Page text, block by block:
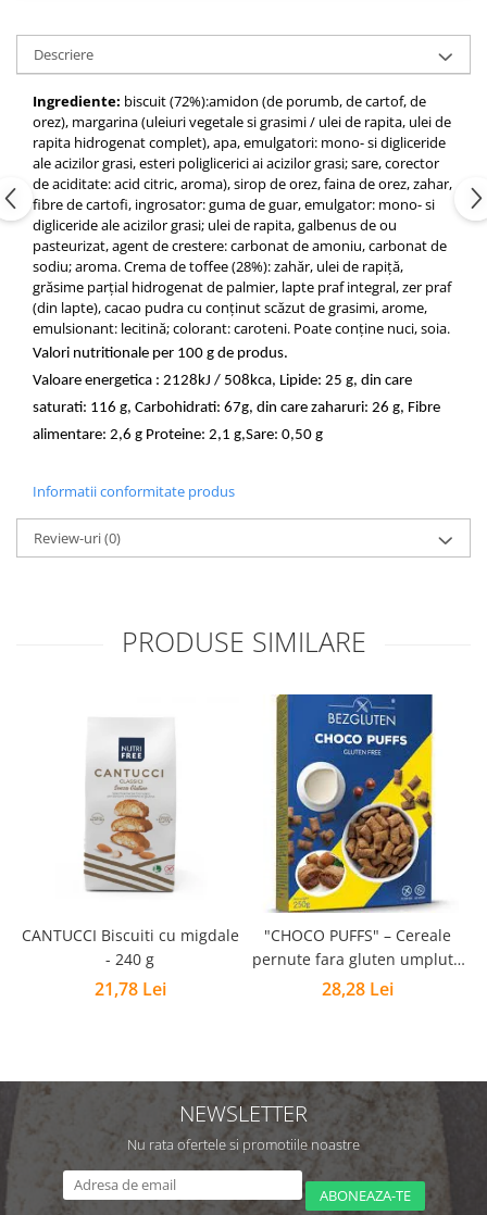
Descriere
Ingrediente: biscuit (72%):amidon (de porumb, de cartof, de
orez), margarina (uleiuri vegetale si grasimi / ulei de rapita, ulei de
rapita hidrogenat complet), apa, emulgatori: mono- si digliceride
ale acizilor grasi, esteri poliglicerici ai acizilor grasi; sare, corector
de aciditate: acid citric, aroma), sirop de orez, faina de orez, zahar,
fibre de cartofi, ingrosator: guma de guar, emulgator: mono- si
digliceride ale acizilor grasi; ulei de rapita, galbenus de ou
pasteurizat, agent de crestere: carbonat de amoniu, carbonat de
sodiu; aroma. Crema de toffee (28%): zahăr, ulei de rapiță,
grăsime parțial hidrogenat de palmier, lapte praf integral, zer praf
(din lapte), cacao pudra cu conținut scăzut de grasimi, arome,
emulsionant: lecitină; colorant: caroteni. Poate conține nuci, soia.
Valori nutritionale per 100 g de produs.
Valoare energetica : 2128kJ / 508kca, Lipide: 25 g, din care
saturati: 116 g, Carbohidrati: 67g, din care zaharuri: 26 g, Fibre
alimentare: 2,6 g Proteine: 2,1 g,Sare: 0,50 g
Informatii conformitate produs
Review-uri(0)
PRODUSE SIMILARE
CANTUCCI Biscuiti cu migdale
- 240 g
21,78 Lei
"CHOCO PUFFS" – Cereale
pernute fara gluten umplute
cu crema de alune - 250g
28,28 Lei
NEWSLETTER
Nu rata ofertele si promotiile noastre